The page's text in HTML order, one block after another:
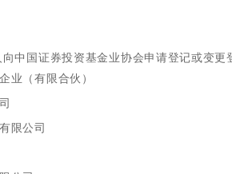
金。
中国证券投资基金业协会申请登记或变更
业（有限合伙）
限公司